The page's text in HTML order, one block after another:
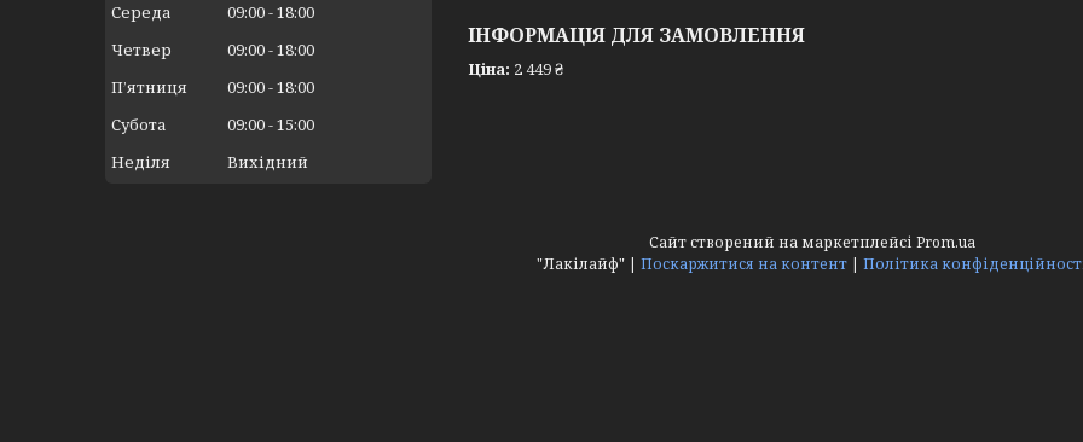
ІНФОРМАЦІЯ ДЛЯ ЗАМОВЛЕННЯ
Ціна: 2 449 ₴
Середа
09:00 18:00
Четвер
09:00 18:00
Пʼятниця
09:00 18:00
Субота
09:00 15:00
Неділя
Вихідний
Сайт створений на маркетплейсі Prom.ua
"Лакілайф" | Поскаржитися на контент | Політика